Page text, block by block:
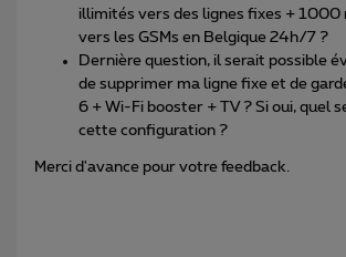
illimités vers des lignes fixes +
vers les GSMs en Belgique 24h/7 ?
Dernière question, il serait possible
de supprimer ma ligne fixe et de
6 + Wi-Fi booster + TV ? Si oui, quel
cette configuration ?
Merci d'avance pour votre feedback.